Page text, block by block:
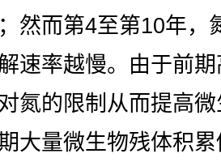
然而第4至第10年，
速率越慢。由于前
氮的限制从而提高
大量微生物残体积